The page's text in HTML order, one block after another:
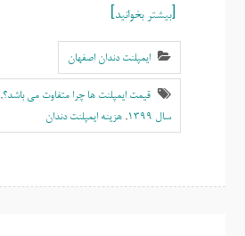
بیشتر بخوانید
ایمپلنت دندان اصفهان
قیمت ایمپلنت ها چرا متفاوت می باشد؟,
سال 1399
, هزینه ایمپلنت دندان